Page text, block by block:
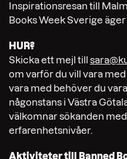
Inspirationsresan till
Books Week Sverige
HUR?
Skicka ett mejl till
om varför du vill vara med
vara med behöver du
någonstans i Västra
välkomnar sökanden
erfarenhetsnivåer.
Aktiviteter till Banned